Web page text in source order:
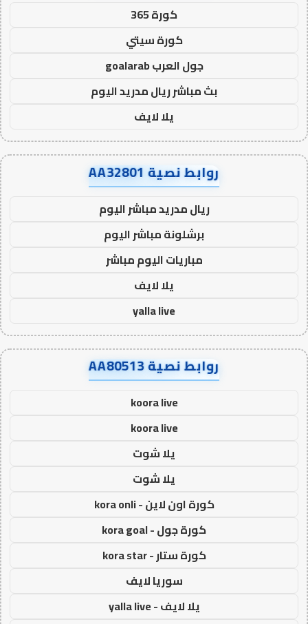
كورة 365
كورة سيتي
جول العرب goalarab
بث مباشر ريال مدريد اليوم
يلا لايف
روابط نصية AA32801
ريال مدريد مباشر اليوم
برشلونة مباشر اليوم
مباريات اليوم مباشر
يلا لايف
yalla live
روابط نصية AA80513
koora live
koora live
يلا شوت
يلا شوت
كورة اون لاين - kora onli
كورة جول - kora goal
كورة ستار - kora star
سوريا لايف
يلا لايف - yalla live